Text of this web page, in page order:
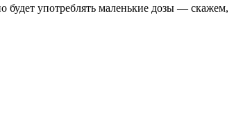
будет употреблять маленькие дозы — скажем,